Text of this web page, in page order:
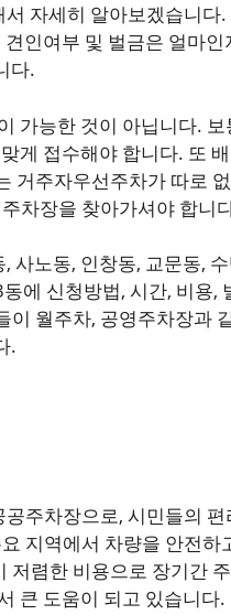
자세히 알아보겠습니다
인여부 및 벌금은 얼마
다.
가능한 것이 아닙니다.
게 접수해야 합니다. 또
거주자우선주차가 따로
차장을 찾아가셔야 합니
사노동, 인창동, 교문동,
에 신청방법, 시간, 비용,
월주차, 공영주차장과
.
주차장으로, 시민들의
지역에서 차량을 안전하
렴한 비용으로 장기간
큰 도움이 되고 있습니다.